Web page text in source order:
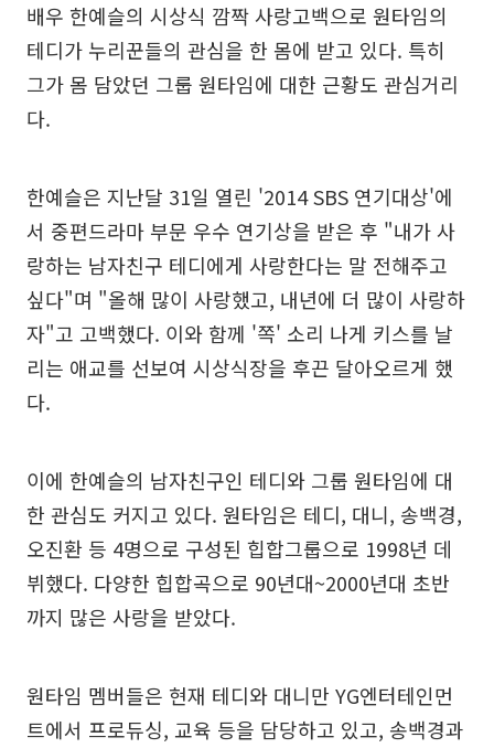
배우 한예슬의 시상식 깜짝 사랑고백으로 원타임의
테디가 누리꾼들의 관심을 한 몸에 받고 있다. 특히
그가 몸 담았던 그룹 원타임에 대한 근황도 관심거리
다.
한예슬은 지난달 31일 열린 '2014 SBS 연기대상'에
서 중편드라마 부문 우수 연기상을 받은 후 "내가 사
랑하는 남자친구 테디에게 사랑한다는 말 전해주고
싶다"며 "올해 많이 사랑했고, 내년에 더 많이 사랑하
자"고 고백했다. 이와 함께 '쪽' 소리 나게 키스를 날
리는 애교를 선보여 시상식장을 후끈 달아오르게 했
다.
이에 한예슬의 남자친구인 테디와 그룹 원타임에 대
한 관심도 커지고 있다. 원타임은 테디, 대니, 송백경,
오진환 등 4명으로 구성된 힙합그룹으로 1998년 데
뷔했다. 다양한 힙합곡으로 90년대~2000년대 초반
까지 많은 사랑을 받았다.
원타임 멤버들은 현재 테디와 대니만 YG엔터테인먼
트에서 프로듀싱, 교육 등을 담당하고 있고, 송백경과